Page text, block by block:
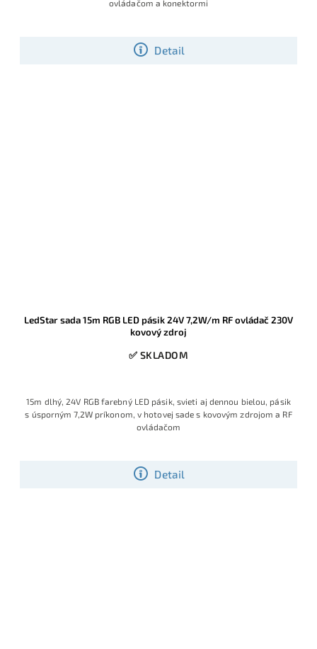
Detail
ovládačom a konektormi
LedStar sada 15m RGB LED pásik 24V 7,2W/m RF ovládač 230V
kovový zdroj
✅ SKLADOM
Detail
15m dlhý, 24V RGB farebný LED pásik, svieti aj dennou bielou, pásik
s úsporným 7,2W príkonom, v hotovej sade s kovovým zdrojom a RF
ovládačom